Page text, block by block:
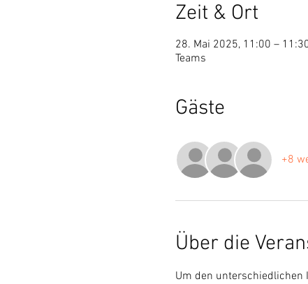
Zeit & Ort
28. Mai 2025, 11:00 –
Teams
Gäste
+8
Über die
Um den unterschiedlichen